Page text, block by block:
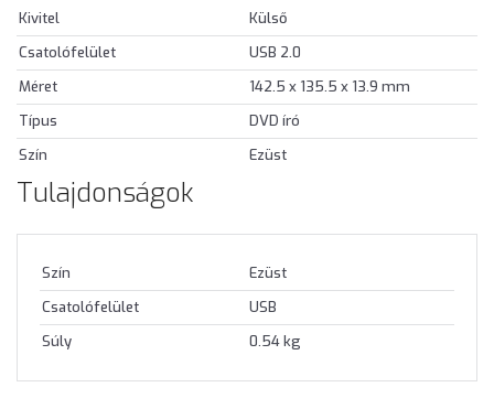
Kivitel
Külső
Csatolófelület
USB 2.0
Méret
142.5 x 135.5 x 13.9 mm
Típus
DVD író
Szín
Ezüst
Tulajdonságok
Szín
Ezüst
Csatolófelület
USB
Súly
0.54 kg